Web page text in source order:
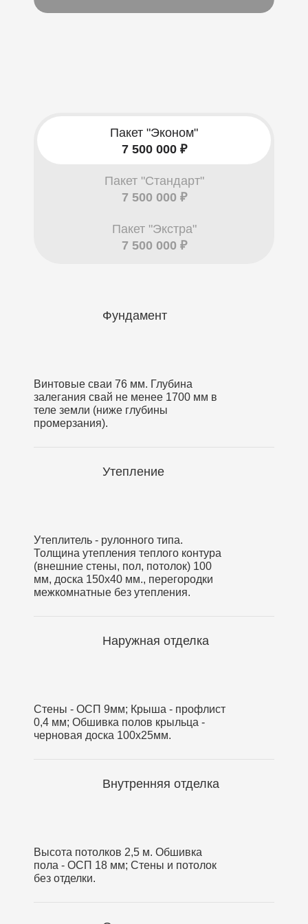
Пакет "Эконом"
7 500 000 ₽
Пакет "Стандарт"
7 500 000 ₽
Пакет "Экстра"
7 500 000 ₽
Фундамент
Винтовые сваи 76 мм. Глубина
залегания свай не менее 1700 мм в
теле земли (ниже глубины
промерзания).
Утепление
Утеплитель - рулонного типа.
Толщина утепления теплого контура
(внешние стены, пол, потолок) 100
мм, доска 150х40 мм., перегородки
межкомнатные без утепления.
Наружная отделка
Стены - ОСП 9мм; Крыша - профлист
0,4 мм; Обшивка полов крыльца -
черновая доска 100х25мм.
Внутренняя отделка
Высота потолков 2,5 м. Обшивка
пола - ОСП 18 мм; Стены и потолок
без отделки.